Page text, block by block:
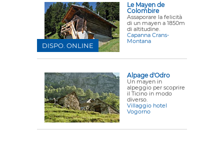
Le Mayen de
Colombire
Assaporare la felicità
di un mayen a 1850m
di altitudine.
Capanna Crans-
Montana
DISPO. ONLINE
Alpage d'Odro
Un mayen in
alpeggio per scoprire
il Ticino in modo
diverso.
Villaggio hotel
Vogorno